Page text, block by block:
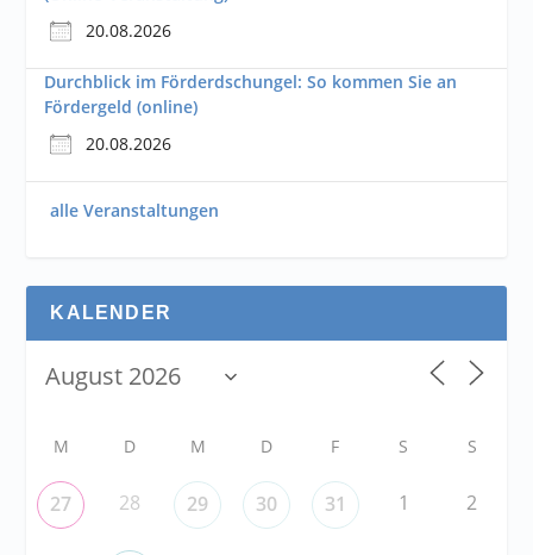
20.08.2026
Durchblick im Förderdschungel: So kommen Sie an
Fördergeld (online)
20.08.2026
alle Veranstaltungen
KALENDER
M D M D F S S
27 28 29 30 31 1 2